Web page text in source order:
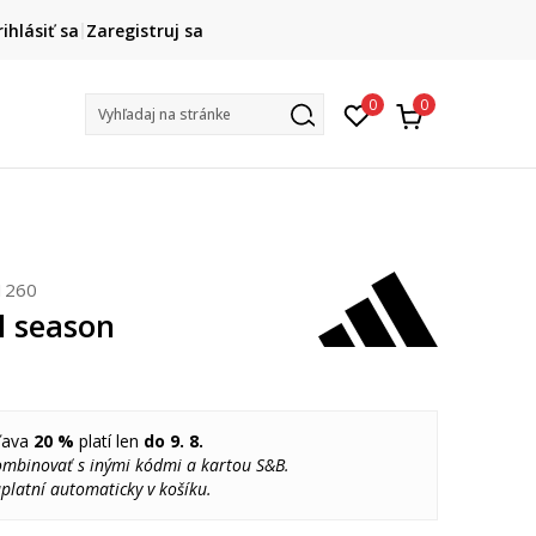
DOPRAVA ZADARMO
pri objednaní nad 80 € (neplatí pre Click&Collect)
sa Zaregistruj sa
Vyhľadaj na stránke 0 0
season
20 % platí len do 9. 8.
s inými kódmi a kartou S&B.
automaticky v košíku.